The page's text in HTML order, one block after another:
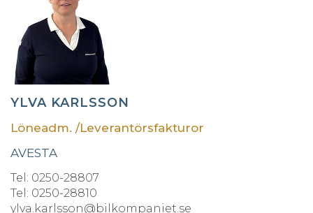
YLVA KARLSSON
Löneadm. /Leverantörsfakturor
AVESTA
Tel: 0250-28807
Tel: 0250-28810
ylva.karlsson@bilkompaniet.se